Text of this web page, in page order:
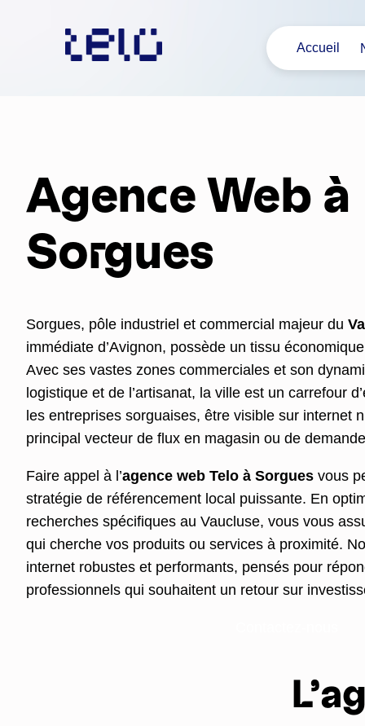
Accueil
Agence Web à
Sorgues
Sorgues, pôle industriel et commercial majeur du
immédiate d’Avignon, possède un tissu
Avec ses vastes zones commerciales et son
logistique et de l’artisanat, la ville est un carrefour
les entreprises sorguaises, être visible sur internet
principal vecteur de flux en magasin ou de
Faire appel à l’agence web Telo à Sorgues vous
stratégie de référencement local puissante. En
recherches spécifiques au Vaucluse, vous vous
qui cherche vos produits ou services à proximité.
internet robustes et performants, pensés pour
professionnels qui souhaitent un retour sur